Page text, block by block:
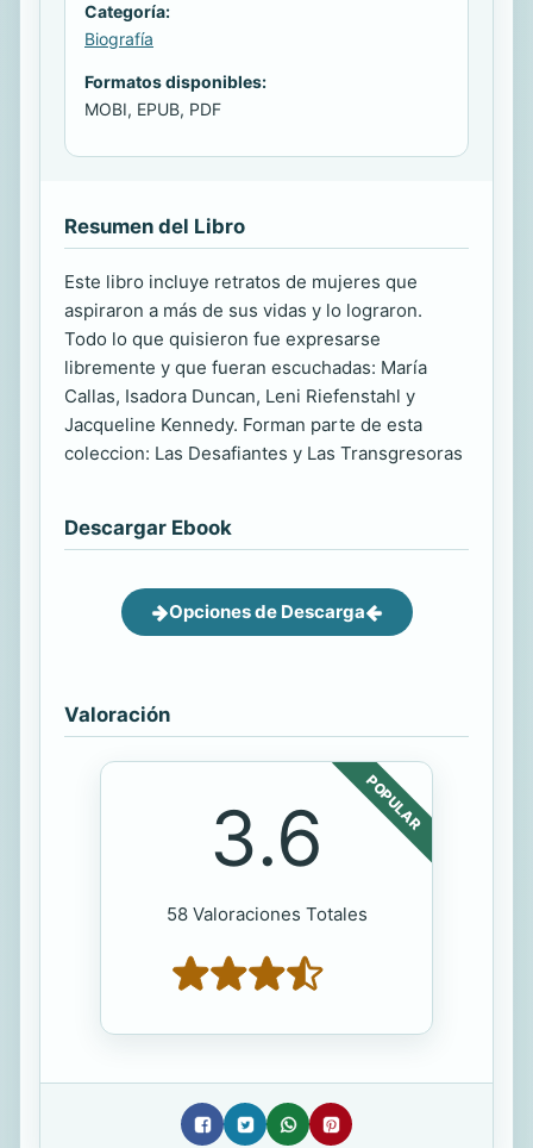
Categoría:
Biografía
Formatos disponibles:
MOBI, EPUB, PDF
Resumen del Libro
Este libro incluye retratos de mujeres que
aspiraron a más de sus vidas y lo lograron.
Todo lo que quisieron fue expresarse
libremente y que fueran escuchadas: María
Callas, Isadora Duncan, Leni Riefenstahl y
Jacqueline Kennedy. Forman parte de esta
coleccion: Las Desafiantes y Las Transgresoras
Descargar Ebook
Opciones de Descarga
Valoración
POPULAR
3.6
58 Valoraciones Totales